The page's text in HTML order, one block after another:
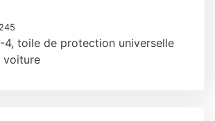
4, toile de protection universelle
voiture